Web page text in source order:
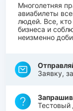
Многолетняя
авиабилеты
людей. Все,
бизнеса и
неизменно
Заявку,
Тестовый